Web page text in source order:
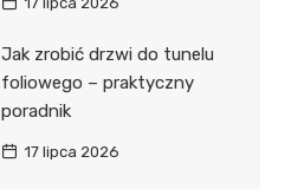
Jak zrobić drzwi do tunelu
foliowego – praktyczny
poradnik
17 lipca 2026